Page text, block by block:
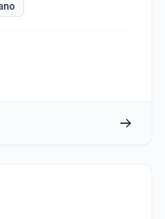
più accessibile,
API, offrendo
integrare queste